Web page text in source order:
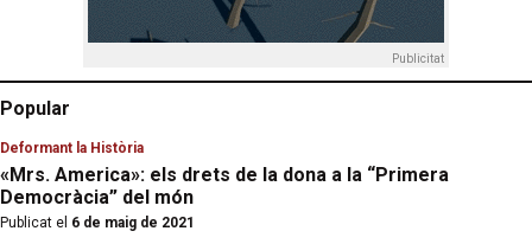
Publicitat
Popular
Deformant la Història
«Mrs. America»: els drets de la dona a la “Primera
Democràcia” del món
Publicat el 6 de maig de 2021